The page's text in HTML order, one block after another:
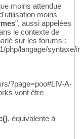
moins attendue
moins
", aussi appelées
le contexte de
sur les forums :
php/langage/syntaxe/
?page=poo#LIV-A-
vont être
, équivalente à